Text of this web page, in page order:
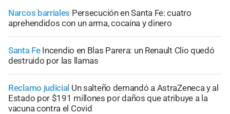
Narcos barriales Persecución en Santa Fe: cuatro
aprehendidos con un arma, cocaína y dinero
Santa Fe Incendio en Blas Parera: un Renault Clio quedó
destruido por las llamas
Reclamo judicial Un salteño demandó a AstraZeneca y al
Estado por $191 millones por daños que atribuye a la
vacuna contra el Covid